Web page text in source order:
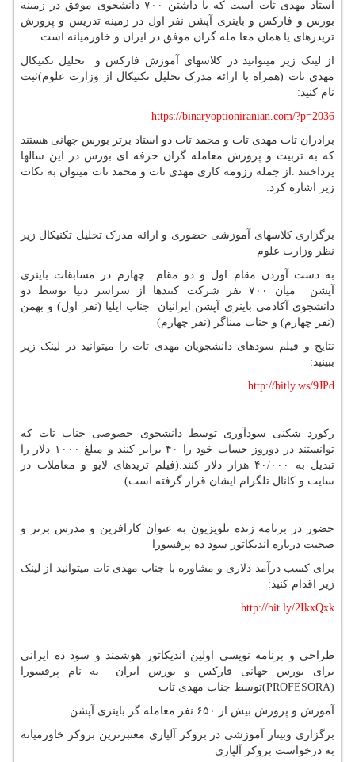
استاد مهدی تات است که با داشتن ۷۰۰ دانشجوی موفق در زمینه
بورس و فارکس و باینری آپشن نفر اول در زمینه تدریس و پرورش
تریدرهای یا همان معا مله گران موفق در ایران و خاورمیانه است.
از لینک زیر میتوانید در کلاسهای آموزش فارکس و تحلیل تکنیکال
مهدی تات (همراه با ارائه مدرک تحلیل تکنیکال از وزارت علوم)ثبت
نام کنید:
https://binaryoptioniranian.com/?p=2036
برادران تات مهدی تات و محمد تات دو استاد برتر بورس جهانی هستند
که به تربیت و پرورش معامله گران حرفه ای بورس در این سالها
پرداختند .از جمله رزومه کاری مهدی تات و محمد تات میتوان به نکات
زیر اشاره کرد:
برگزاری کلاسهای آموزشی حضوری و ارائه مدرک تحلیل تکنیکال زیر
نظر وزارت علوم
به دست آوردن مقام اول و دو مقام چهارم در مسابقات باینری
آپشن میان ۷۰۰ نفر شرکت کنندها از سراسر دنیا توسط دو
دانشجوی آکادمی باینری آپشن ایرانیان جناب ایلیا (نفر اول) و بهمن
(نفر چهارم) و جناب میناگر (نفر چهارم)
نتایج و فیلم سودهای دانشجویان مهدی تات را میتوانید در لینک زیر
ببینید:
http://bitly.ws/9JPd
رکورد شکنی سودآوری توسط دانشجوی خصوصی جناب تات که
توانستند در دوروز حساب خود را ۴۰ برابر کنند و مبلغ ۱۰۰۰ دلار را
تبدیل به ۴۰/۰۰۰ هزار دلار کنند.(فیلم تریدهای لایو و معاملات در
سایت و کانال تلگرام ایشان قرار گرفته است)
حضور در برنامه زنده تلویزیون به عنوان کارافرین و مدرس برتر و
صحبت درباره اندیکاتور سود ده پرفسورا
برای کسب درآمد دلاری و مشاوره با جناب مهدی تات میتوانید از لینک
زیر اقدام کنید:
http://bit.ly/2IkxQxk
طراحی و برنامه نویسی اولین اندیکاتور هوشمند و سود ده ایرانی
برای بورس جهانی فارکس و بورس ایران به نام پرفسورا
(PROFESORA)توسط جناب مهدی تات
آموزش و پرورش بیش از ۶۵۰ نفر معامله گر باینری آپشن.
برگزاری وبینار آموزشی در بروکر آلپاری معتبرترین بروکر خاورمیانه
به درخواست بروکر آلپاری